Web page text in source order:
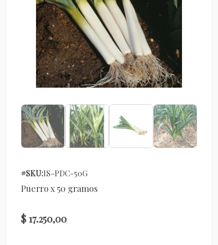
#SKU:IS-PDC-50G
Puerro x 50 gramos
$ 17.250,00